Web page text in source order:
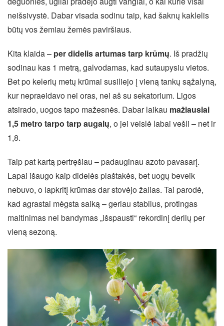
neišsivystė. Dabar visada sodinu taip, kad šaknų kaklelis
būtų vos žemiau žemės paviršiaus.
Kita klaida – per didelis artumas tarp krūmų. Iš pradžių
sodinau kas 1 metrą, galvodamas, kad sutaupysiu vietos.
Bet po kelerių metų krūmai susiliejo į vieną tankų sąžalyną,
kur nepraeidavo nei oras, nei aš su sekatorium. Ligos
atsirado, uogos tapo mažesnės. Dabar laikau mažiausiai
1,5 metro tarpo tarp augalų, o jei veislė labai vešli – net ir
1,8.
Taip pat kartą pertręšiau – padauginau azoto pavasarį.
Lapai išaugo kaip didelės plaštakės, bet uogų beveik
nebuvo, o lapkritį krūmas dar stovėjo žalias. Tai parodė,
kad agrastai mėgsta saiką – geriau stabilus, protingas
maitinimas nei bandymas „išspausti“ rekordinį derlių per
vieną sezoną.